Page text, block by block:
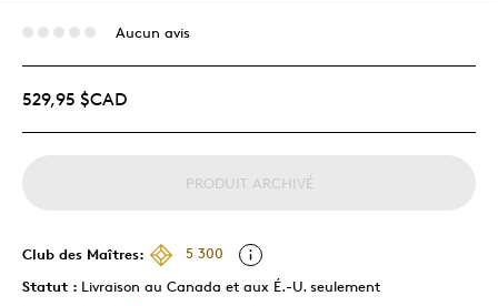
Aucun avis
529,95 $CAD
PRODUIT ARCHIVÉ
Club des Maîtres:
5 300
Statut : Livraison au Canada et aux É.-U. seulement